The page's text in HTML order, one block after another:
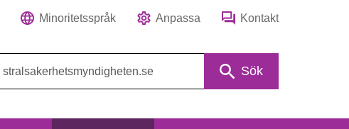
Minoritetsspråk Anpassa Kontakt
Sök